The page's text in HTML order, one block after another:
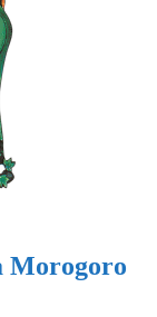
Morogoro